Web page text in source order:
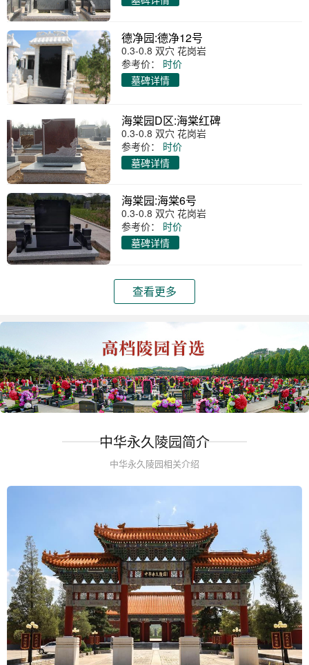
德净园:德净12号
0.3-0.8 双穴 花岗岩
参考价：
时价
墓碑详情
海棠园D区:海棠红碑
0.3-0.8 双穴 花岗岩
参考价：
时价
墓碑详情
海棠园:海棠6号
0.3-0.8 双穴 花岗岩
参考价：
时价
墓碑详情
查看更多
中华永久陵园简介
中华永久陵园相关介绍